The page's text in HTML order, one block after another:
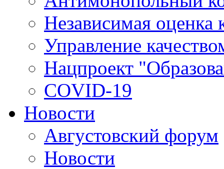
Независимая оценка
Управление
Нацпроект
COVID-19
Новости
Августовский форум
Новости